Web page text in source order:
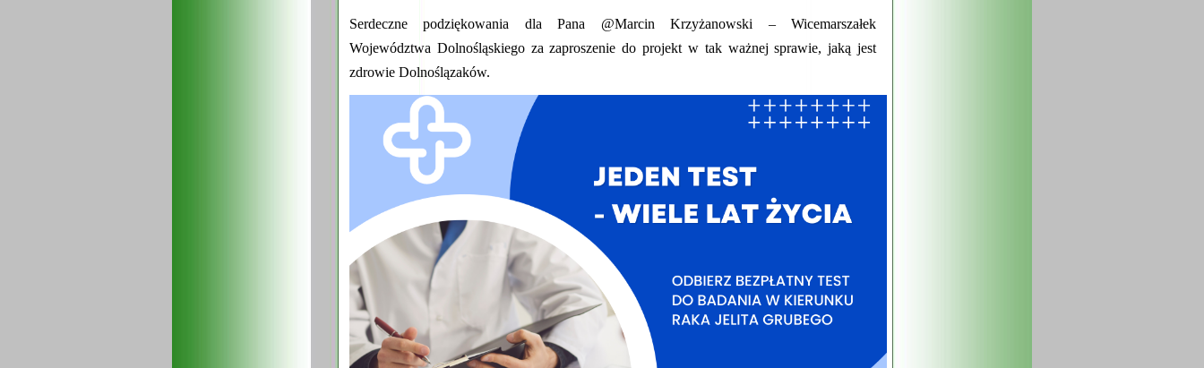
Serdeczne podziękowania dla Pana @Marcin Krzyżanowski – Wicemarszałek
Województwa Dolnośląskiego za zaproszenie do projekt w tak ważnej sprawie, jaką jest
zdrowie Dolnoślązaków.